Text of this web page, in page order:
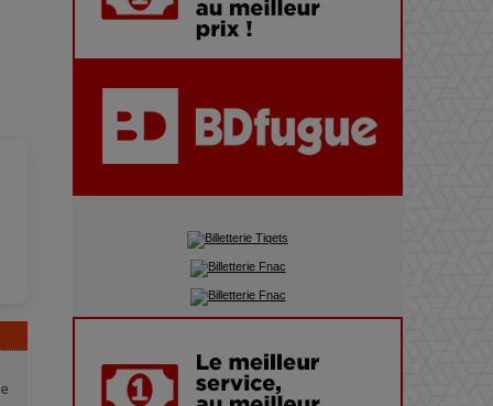
Adieu Jean-Pat : rire au bord
du précipice
Pharaonic Festival 2025 : 10
ans d’électro sous les
montagnes, une fête à ne pas